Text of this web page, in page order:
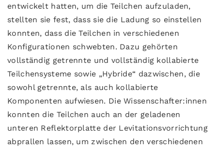
entwickelt hatten, um die Teilchen aufzuladen,
stellten sie fest, dass sie die Ladung so einstellen
konnten, dass die Teilchen in verschiedenen
Konfigurationen schwebten. Dazu gehörten
vollständig getrennte und vollständig kollabierte
Teilchensysteme sowie „Hybride“ dazwischen, die
sowohl getrennte, als auch kollabierte
Komponenten aufwiesen. Die Wissenschafter:innen
konnten die Teilchen auch an der geladenen
unteren Reflektorplatte der Levitationsvorrichtung
abprallen lassen, um zwischen den verschiedenen